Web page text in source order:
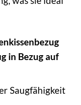
in Bezug auf
Saugfähigkeit